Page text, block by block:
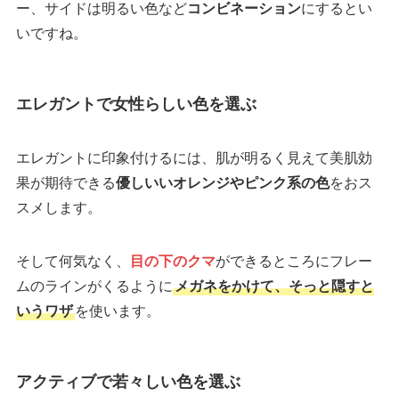
ー、サイドは明るい色などコンビネーションにするとい
いですね。
エレガントで女性らしい色を選ぶ
エレガントに印象付けるには、肌が明るく見えて美肌効
果が期待できる優しいいオレンジやピンク系の色をおス
スメします。
そして何気なく、 目の下のクマができるところにフレー
ムのラインがくるようにメガネをかけて、そっと隠すと
いうワザを使います。
アクティブで若々しい色を選ぶ